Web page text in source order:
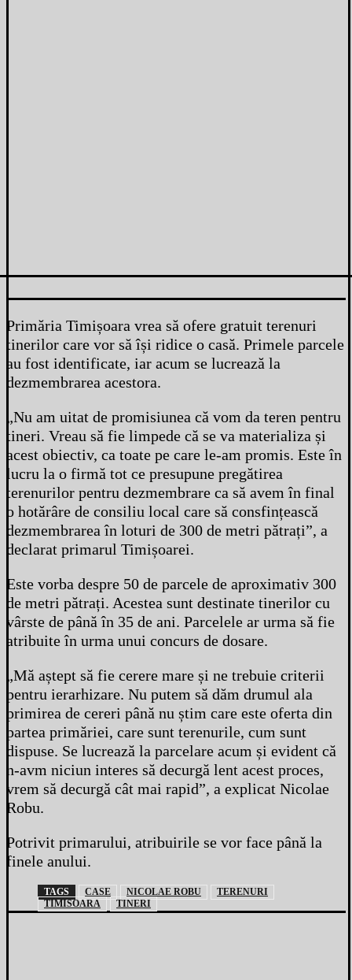
Primăria Timișoara vrea să ofere gratuit terenuri
tinerilor care vor să își ridice o casă. Primele parcele
au fost identificate, iar acum se lucrează la
dezmembrarea acestora.
„Nu am uitat de promisiunea că vom da teren pentru
tineri. Vreau să fie limpede că se va materializa și
acest obiectiv, ca toate pe care le-am promis. Este în
lucru la o firmă tot ce presupune pregătirea
terenurilor pentru dezmembrare ca să avem în final
o hotărâre de consiliu local care să consfințească
dezmembrarea în loturi de 300 de metri pătrați”, a
declarat primarul Timișoarei.
Este vorba despre 50 de parcele de aproximativ 300
de metri pătrați. Acestea sunt destinate tinerilor cu
vârste de până în 35 de ani. Parcelele ar urma să fie
atribuite în urma unui concurs de dosare.
„Mă aștept să fie cerere mare și ne trebuie criterii
pentru ierarhizare. Nu putem să dăm drumul ala
primirea de cereri până nu știm care este oferta din
partea primăriei, care sunt terenurile, cum sunt
dispuse. Se lucrează la parcelare acum și evident că
n-avm niciun interes să decurgă lent acest proces,
vrem să decurgă cât mai rapid”, a explicat Nicolae
Robu.
Potrivit primarului, atribuirile se vor face până la
finele anului.
TAGS CASE NICOLAE ROBU
TERENURI
TIMISOARA
TINERI